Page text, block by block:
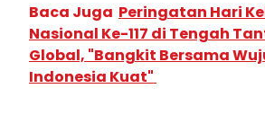
Baca Juga Peringatan Hari
Nasional Ke-117 di Tengah
Global, "Bangkit Bersama
Indonesia Kuat"